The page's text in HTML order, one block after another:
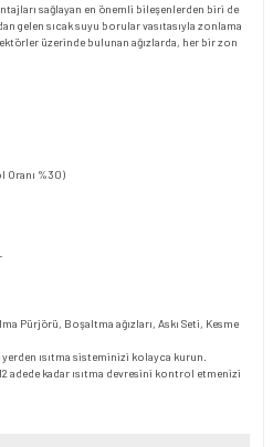
sağlayan en önemli bileşenlerden biri de
gelen sıcak suyu borular vasıtasıyla zonlama
üzerinde bulunan ağızlarda, her bir zon
Oranı %30)
Pürjörü, Boşaltma ağızları, Askı Seti, Kesme
ısıtma sisteminizi kolayca kurun.
adede kadar ısıtma devresini kontrol etmenizi